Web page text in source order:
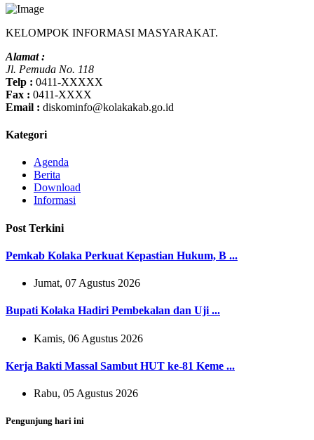
KELOMPOK INFORMASI MASYARAKAT.
Alamat :
Jl. Pemuda No. 118
Telp : 0411-XXXXX
Fax : 0411-XXXX
Email : diskominfo@kolakakab.go.id
Kategori
Agenda
Berita
Download
Informasi
Post Terkini
Pemkab Kolaka Perkuat Kepastian Hukum, B ...
Jumat, 07 Agustus 2026
Bupati Kolaka Hadiri Pembekalan dan Uji ...
Kamis, 06 Agustus 2026
Kerja Bakti Massal Sambut HUT ke-81 Keme ...
Rabu, 05 Agustus 2026
Pengunjung hari ini